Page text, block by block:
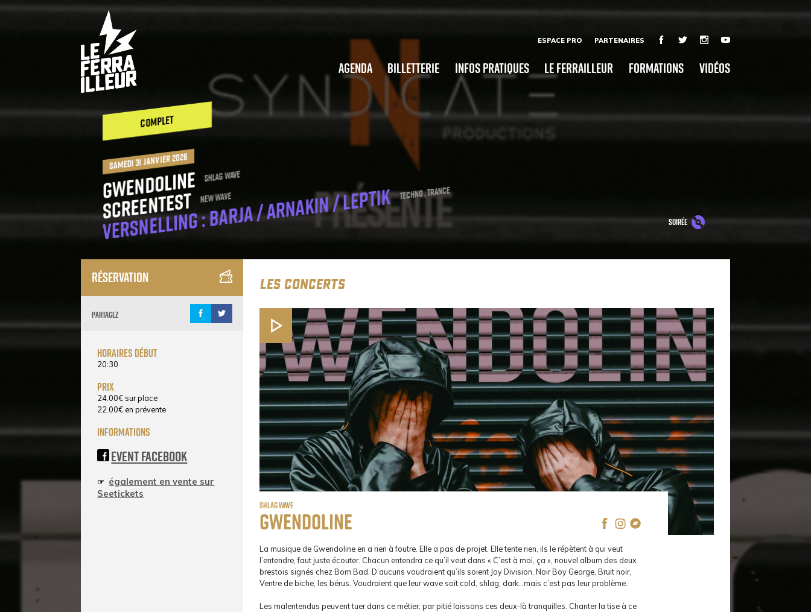
ESPACE PRO PARTENAIRES
Agenda Billetterie Infos pratiques Le Ferrailleur Formations Vidéos
COMPLET
samedi 31 janvier 2026
Gwendoline Shlag Wave
ScreenTest New Wave
Versnelling : Barja / Arnakin / Leptik Techno , Trance
soirée
Réservation
Partagez
horaires début
20:30
prix
24.00€ sur place
22.00€ en prévente
informations
Event Facebook
☞ également en vente sur
Seetickets
LES CONCERTS
Shlag Wave
Gwendoline
La musique de Gwendoline en a rien à foutre. Elle a pas de projet. Elle tente rien, ils le répètent à qui veut
l’entendre, faut juste écouter. Chacun entendra ce qu’il veut dans « C’est à moi, ça », nouvel album des deux
brestois signés chez Born Bad. D’aucuns voudraient qu’ils soient Joy Division, Noir Boy George, Bruit noir,
Ventre de biche, les bérus. Voudraient que leur wave soit cold, shlag, dark...mais c’est pas leur problème.
Les malentendus peuvent tuer dans ce métier, par pitié laissons ces deux-là tranquilles. Chanter la tise à ce